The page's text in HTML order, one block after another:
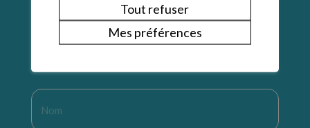
Nom
Tout refuser
Mes préférences